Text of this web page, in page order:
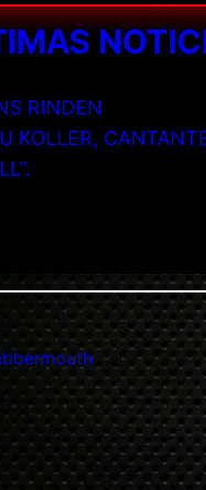
RINDEN
KOLLER,